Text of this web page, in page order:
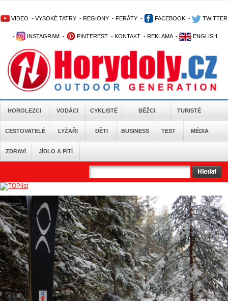
VIDEO - VYSOKÉ TATRY - REGIONY - FERÁTY - FACEBOOK - TWITTER
- INSTAGRAM - PINTEREST - KONTAKT - REKLAMA - ENGLISH
HOROLEZCI VODÁCI CYKLISTÉ BĚŽCI TURISTÉ
CESTOVATELÉ LYŽAŘI DĚTI BUSINESS TEST MÉDIA
ZDRAVÍ JÍDLO A PITÍ